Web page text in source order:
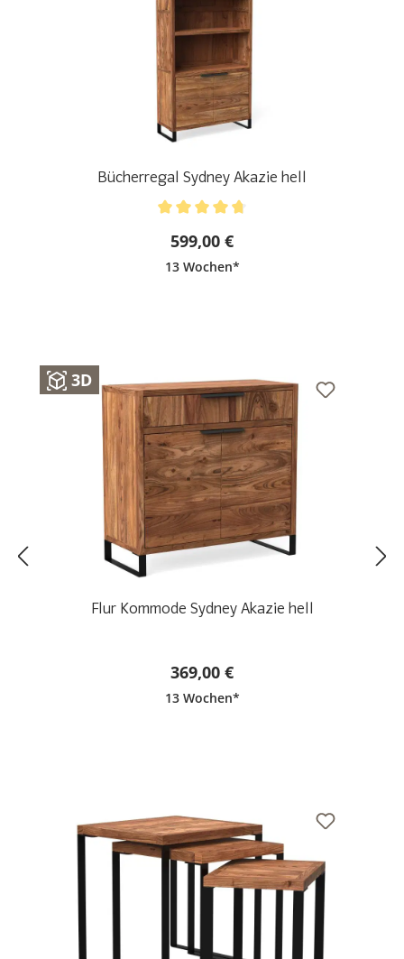
Bücherregal Sydney Akazie hell
599,00 €
13 Wochen*
3D
Flur Kommode Sydney Akazie hell
369,00 €
13 Wochen*